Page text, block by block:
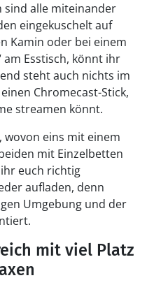
sind alle miteinander
eingekuschelt auf
Kamin oder bei einem
am Esstisch, könnt ihr
steht auch nichts im
Chromecast-Stick,
streamen könnt.
wovon eins mit einem
mit Einzelbetten
euch richtig
aufladen, denn
Umgebung und der
mit viel Platz